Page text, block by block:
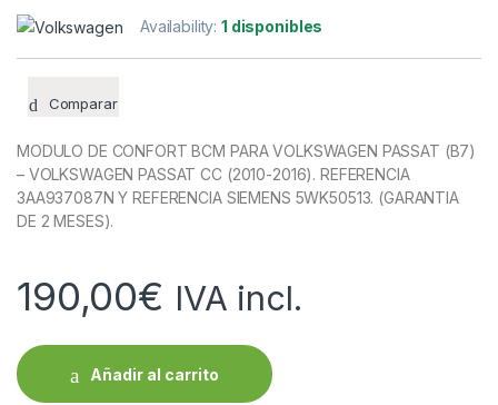
Availability:1 disponibles
Comparar
MODULO DE CONFORT BCM PARA VOLKSWAGEN PASSAT (B7)
– VOLKSWAGEN PASSAT CC (2010-2016). REFERENCIA
3AA937087N Y REFERENCIA SIEMENS 5WK50513. (GARANTIA
DE 2 MESES).
190,00€ IVA incl.
Añadir al carrito